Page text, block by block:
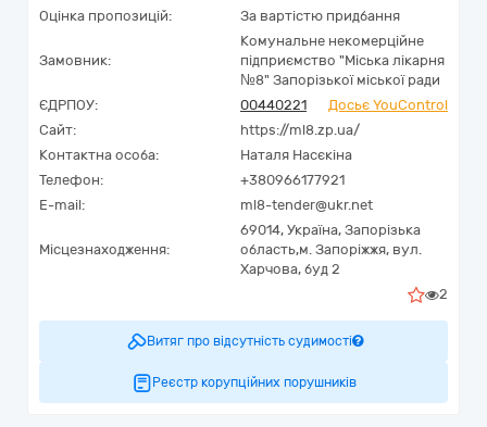
Оцінка пропозицій:
За вартістю придбання
Замовник:
Комунальне некомерційне
підприємство "Міська лікарня
№8" Запорізької міської ради
ЄДРПОУ:
00440221
Досьє YouControl
Сайт:
https://ml8.zp.ua/
Контактна особа:
Наталя Насєкіна
Телефон:
+380966177921
E-mail:
ml8-tender@ukr.net
Місцезнаходження:
69014, Україна, Запорізька
область,м. Запоріжжя, вул.
Харчова, буд 2
2
Витяг про відсутність судимості
Реєстр корупційних порушників